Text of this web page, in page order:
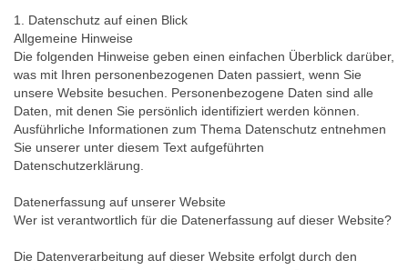
1. Datenschutz auf einen Blick
Allgemeine Hinweise
Die folgenden Hinweise geben einen einfachen Überblick darüber,
was mit Ihren personenbezogenen Daten passiert, wenn Sie
unsere Website besuchen. Personenbezogene Daten sind alle
Daten, mit denen Sie persönlich identifiziert werden können.
Ausführliche Informationen zum Thema Datenschutz entnehmen
Sie unserer unter diesem Text aufgeführten
Datenschutzerklärung.
Datenerfassung auf unserer Website
Wer ist verantwortlich für die Datenerfassung auf dieser Website?
Die Datenverarbeitung auf dieser Website erfolgt durch den